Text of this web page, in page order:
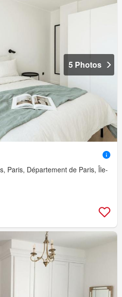
5 Photos
Paris, Département de Paris, Île-